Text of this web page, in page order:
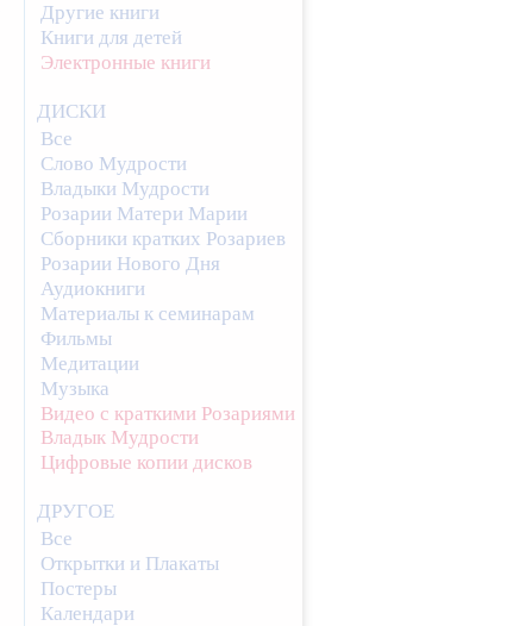
Другие книги
Книги для детей
Электронные книги
ДИСКИ
Все
Слово Мудрости
Владыки Мудрости
Розарии Матери Марии
Сборники кратких Розариев
Розарии Нового Дня
Аудиокниги
Материалы к семинарам
Фильмы
Медитации
Музыка
Видео с краткими Розариями
Владык Мудрости
Цифровые копии дисков
ДРУГОЕ
Все
Открытки и Плакаты
Постеры
Календари